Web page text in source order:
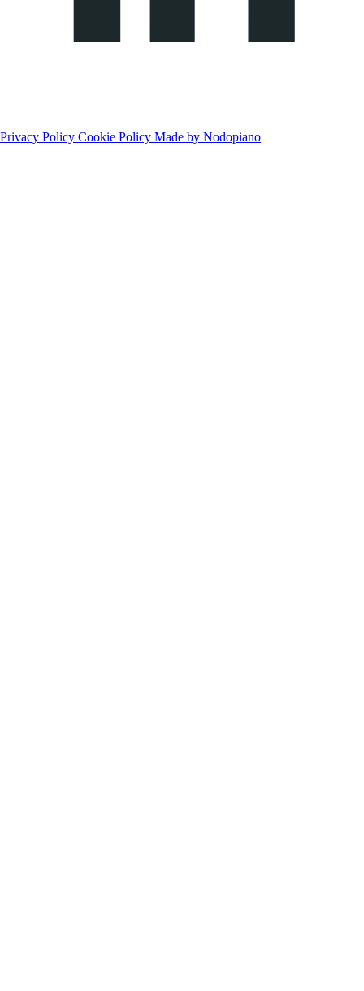
Privacy Policy Cookie Policy Made by Nodopiano